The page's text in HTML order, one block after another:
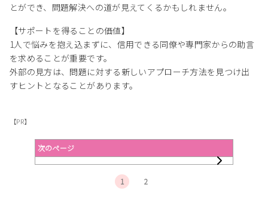
とができ、問題解決への道が見えてくるかもしれません。
【サポートを得ることの価値】
1人で悩みを抱え込まずに、信用できる同僚や専門家からの助言
を求めることが重要です。
外部の見方は、問題に対する新しいアプローチ方法を見つけ出
すヒントとなることがあります。
【PR】
次のページ
1 2